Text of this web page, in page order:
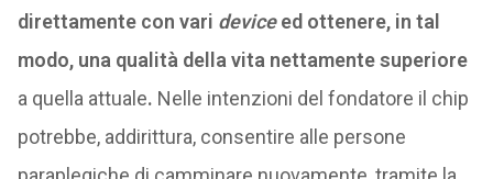
direttamente con vari deviceed ottenere, in tal
modo, una qualità della vita nettamente superiore
a quella attuale. Nelle intenzioni del fondatore il chip
potrebbe, addirittura, consentire alle persone